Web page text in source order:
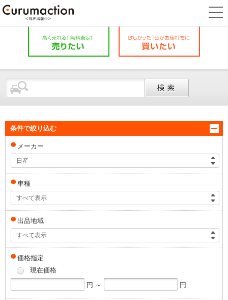
条件で絞り込む
メーカー
日産
車種
すべて表示
出品地域
すべて表示
価格指定
現在価格
円 ～
円